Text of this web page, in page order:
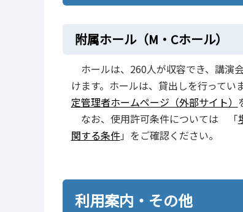
附属ホール（M・Cホール）
ホールは、260人が収容でき、講演
けます。ホールは、貸出しを行ってい
定管理者ホームページ（外部サイト）
なお、使用許可条件については 「
関する条件」をご確認ください。
利用案内・その他